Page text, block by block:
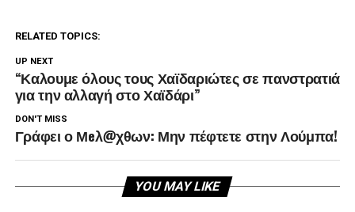
RELATED TOPICS:
UP NEXT
“Καλουμε όλους τους Χαϊδαριώτες σε πανστρατιά
για την αλλαγή στο Χαϊδάρι”
DON'T MISS
Γράφει ο Μeλ@χθων: Μην πέφτετε στην Λούμπα!
YOU MAY LIKE